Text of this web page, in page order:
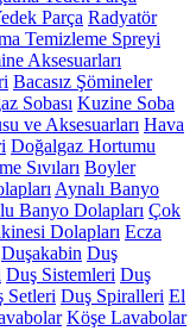
Parça Radyatör
Temizleme Spreyi
Aksesuarları
Bacasız Şömineler
Sobası Kuzine Soba
ve Aksesuarları Hava
Doğalgaz Hortumu
Sıvıları Boyler
Aynalı Banyo
Banyo Dolapları Çok
Dolapları Ecza
Duşakabin Duş
Duş Sistemleri Duş
Setleri Duş Spiralleri El
Köşe Lavabolar